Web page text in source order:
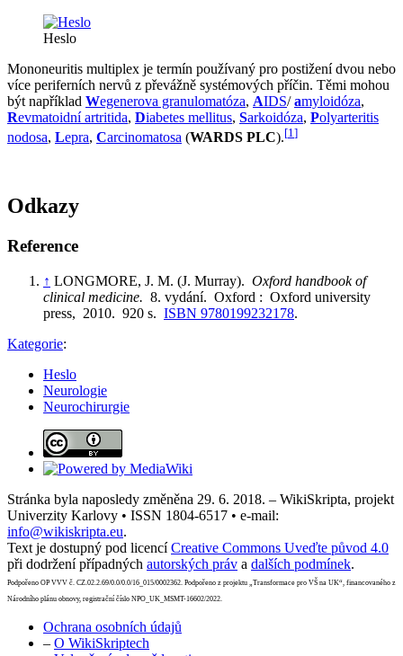
Heslo
Mononeuritis multiplex je termín používaný pro postižení dvou nebo
více periferních nervů z převážně systémových příčin. Těmi mohou
být například Wegenerova granulomatóza, AIDS/amyloidóza,
Revmatoidní artritida, Diabetes mellitus, Sarkoidóza, Polyarteritis
nodosa, Lepra, Carcinomatosa (WARDS PLC).[1 ]
Odkazy
Reference
↑ LONGMORE, J. M. (J. Murray). Oxford handbook of
clinical medicine. 8. vydání. Oxford : Oxford university
press, 2010. 920 s. ISBN 9780199232178.
Kategorie:
Heslo
Neurologie
Neurochirurgie
Stránka byla naposledy změněna 29. 6. 2018. – WikiSkripta, projekt
Univerzity Karlovy • ISSN 1804-6517 • e-mail:
info@wikiskripta.eu.
Text je dostupný pod licencíCreative Commons Uveďte původ 4.0
při dodržení případných autorských práv a dalších podmínek.
Podpořeno OP VVV č. CZ.02.2.69/0.0/0.0/16_015/0002362. Podpořeno z projektu „Transformace pro VŠ na UK“, financovaného z
Národního plánu obnovy, registrační číslo NPO_UK_MSMT-16602/2022.
Ochrana osobních údajů
– O WikiSkriptech